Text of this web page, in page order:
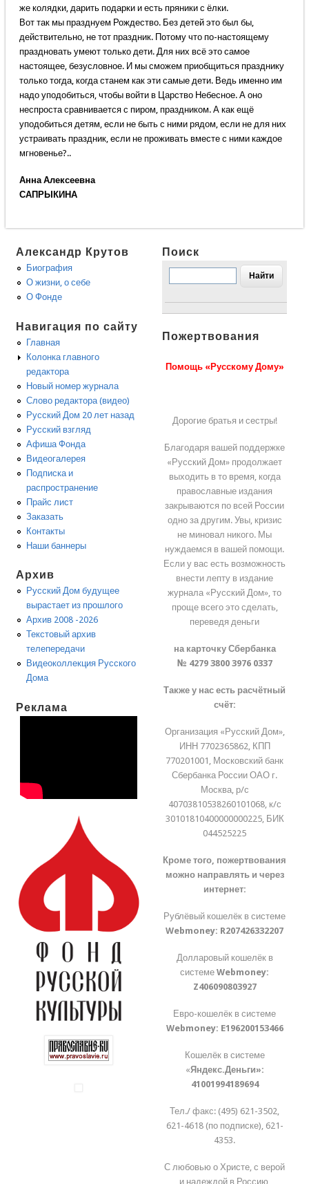
же колядки, дарить подарки и есть пряники с ёлки.
Вот так мы празднуем Рождество. Без детей это был бы,
действительно, не тот праздник. Потому что по-настоящему
праздновать умеют только дети. Для них всё это самое
настоящее, безусловное. И мы сможем приобщиться празднику
только тогда, когда станем как эти самые дети. Ведь именно им
надо уподобиться, чтобы войти в Царство Небесное. А оно
неспроста сравнивается с пиром, праздником. А как ещё
уподобиться детям, если не быть с ними рядом, если не для них
устраивать праздник, если не проживать вместе с ними каждое
мгновенье?..
Анна Алексеевна
САПРЫКИНА
Александр Крутов
Биография
О жизни, о себе
О Фонде
Навигация по сайту
Главная
Колонка главного
редактора
Новый номер журнала
Слово редактора (видео)
Русский Дом 20 лет назад
Русский взгляд
Афиша Фонда
Видеогалерея
Подписка и
распространение
Прайс лист
Заказать
Контакты
Наши баннеры
Архив
Русский Дом будущее
вырастает из прошлого
Архив 2008 -2026
Текстовый архив
телепередачи
Видеоколлекция Русского
Дома
Реклама
Поиск
Пожертвования
Помощь «Русскому Дому»
Дорогие братья и сестры!
Благодаря вашей поддержке
«Русский Дом» продолжает
выходить в то время, когда
православные издания
закрываются по всей России
одно за другим. Увы, кризис
не миновал никого. Мы
нуждаемся в вашей помощи.
Если у вас есть возможность
внести лепту в издание
журнала «Русский Дом», то
проще всего это сделать,
переведя деньги
на карточку Сбербанка
№ 4279 3800 3976 0337
Также у нас есть расчётный
счёт:
Организация «Русский Дом»,
ИНН 7702365862, КПП
770201001, Московский банк
Сбербанка России ОАО г.
Москва, р/с
40703810538260101068, к/с
30101810400000000225, БИК
044525225
Кроме того, пожертвования
можно направлять и через
интернет:
Рублёвый кошелёк в системе
Webmoney: R207426332207
Долларовый кошелёк в
системеWebmoney:
Z406090803927
Евро-кошелёк в системе
Webmoney: E196200153466
Кошелёк в системе
«Яндекс.Деньги»:
41001994189694
Тел./ факс: (495) 621-3502,
621-4618 (по подписке), 621-
4353.
С любовью о Христе, с верой
и надеждой в Россию,